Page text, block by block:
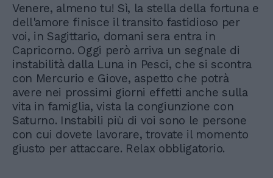
Venere, almeno tu! Sì, la stella della fortuna e
dell'amore finisce il transito fastidioso per
voi, in Sagittario, domani sera entra in
Capricorno. Oggi però arriva un segnale di
instabilità dalla Luna in Pesci, che si scontra
con Mercurio e Giove, aspetto che potrà
avere nei prossimi giorni effetti anche sulla
vita in famiglia, vista la congiunzione con
Saturno. Instabili più di voi sono le persone
con cui dovete lavorare, trovate il momento
giusto per attaccare. Relax obbligatorio.